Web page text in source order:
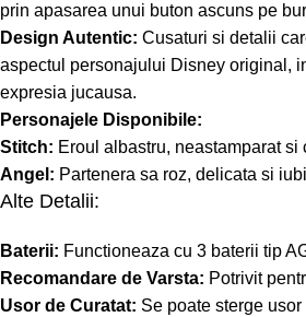
prin apasarea unui buton ascuns pe
Design Autentic: Cusaturi si detalii
aspectul personajului Disney original,
expresia jucausa.
Personajele Disponibile:
Stitch: Eroul albastru, neastamparat si
Angel: Partenera sa roz, delicata si
Alte Detalii:
Baterii: Functioneaza cu 3 baterii tip
Recomandare de Varsta: Potrivit
Usor de Curatat: Se poate sterge